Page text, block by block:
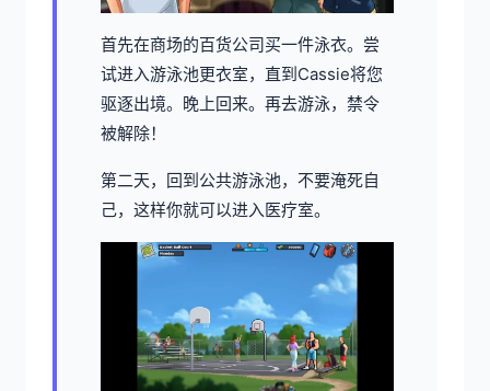
首先在商场的百货公司买一件泳衣。尝
试进入游泳池更衣室，直到Cassie将您
驱逐出境。晚上回来。再去游泳，禁令
被解除！
第二天，回到公共游泳池，不要淹死自
己，这样你就可以进入医疗室。